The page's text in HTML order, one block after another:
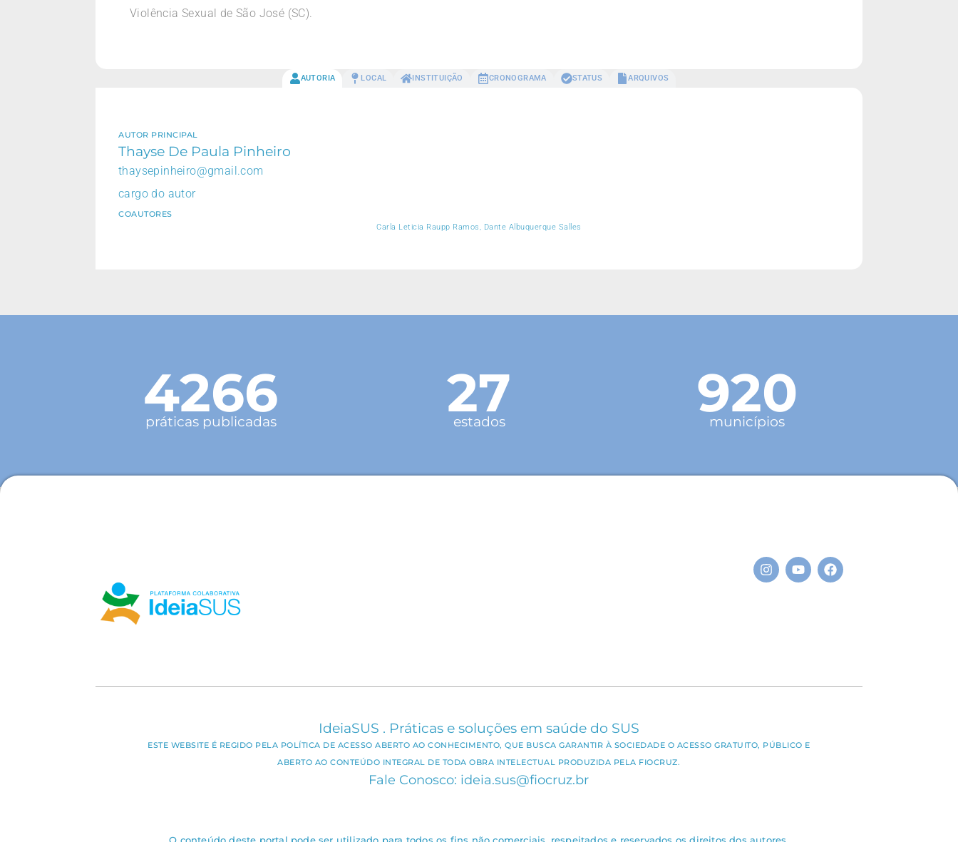
Violência Sexual de São José (SC).
AUTORIA LOCAL INSTITUIÇÃO CRONOGRAMA STATUS ARQUIVOS
AUTOR PRINCIPAL
Thayse De Paula Pinheiro
thaysepinheiro@gmail.com
cargo do autor
COAUTORES
Carla Leticia Raupp Ramos, Dante Albuquerque Salles
4266
práticas publicadas 27
estados 920
municípios
IdeiaSUS . Práticas e soluções em saúde do SUS
ESTE WEBSITE É REGIDO PELA POLÍTICA DE ACESSO ABERTO AO CONHECIMENTO, QUE BUSCA GARANTIR À SOCIEDADE O ACESSO GRATUITO, PÚBLICO E
ABERTO AO CONTEÚDO INTEGRAL DE TODA OBRA INTELECTUAL PRODUZIDA PELA FIOCRUZ.
Fale Conosco: ideia.sus@fiocruz.br